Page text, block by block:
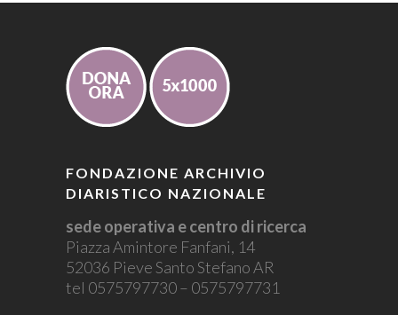
FONDAZIONE ARCHIVIO
DIARISTICO NAZIONALE
sede operativa e centro di ricerca
Piazza Amintore Fanfani, 14
52036 Pieve Santo Stefano AR
tel 0575797730 – 0575797731